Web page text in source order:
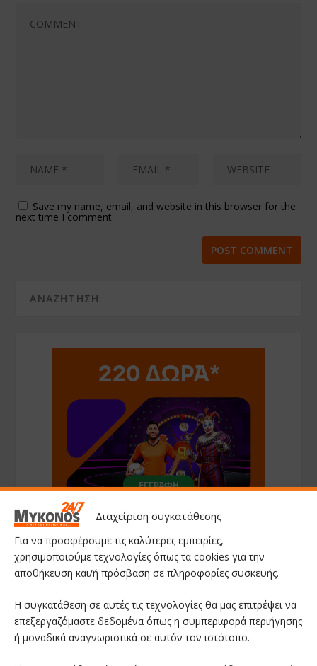
Διαχείριση συγκατάθεσης
Για να προσφέρουμε τις καλύτερες εμπειρίες,
χρησιμοποιούμε τεχνολογίες όπως τα cookies για την
αποθήκευση και/ή πρόσβαση σε πληροφορίες συσκευής.
Η συγκατάθεση σε αυτές τις τεχνολογίες θα μας επιτρέψει να
επεξεργαζόμαστε δεδομένα όπως η συμπεριφορά περιήγησης
ή μοναδικά αναγνωριστικά σε αυτόν τον ιστότοπο.
Save my name, email, and website in this browser for the
next time I comment.